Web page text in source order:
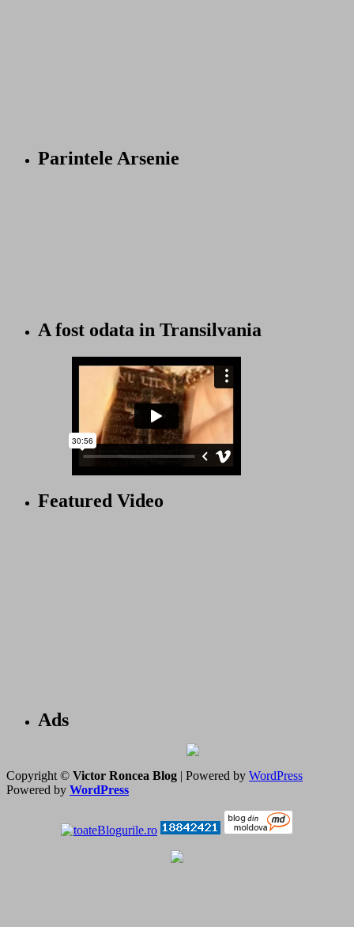
Parintele Arsenie
A fost odata in Transilvania
Featured Video
Ads
Copyright © Victor Roncea Blog | Powered by WordPress
Powered by WordPress